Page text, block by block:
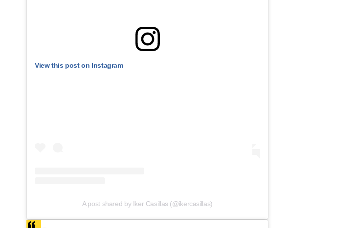
View this post on Instagram
A post shared by Iker Casillas (@ikercasillas)